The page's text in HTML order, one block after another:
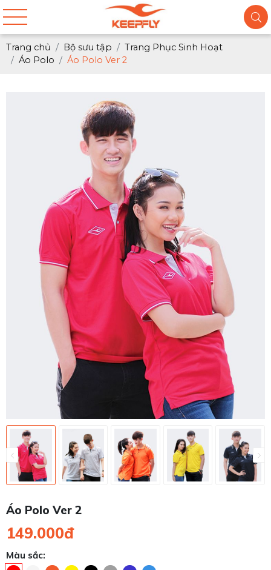
Trang chủ Bộ sưu tập
Trang Phục Sinh Hoạt
Áo Polo
Áo Polo Ver 2
Áo Polo Ver 2
149.000đ
Màu sắc: